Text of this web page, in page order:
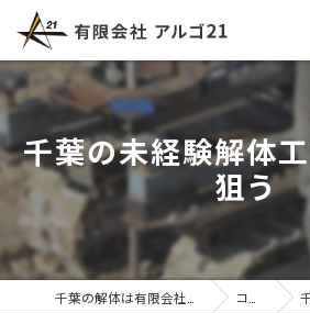
千葉の未経験解体
狙う
コラム